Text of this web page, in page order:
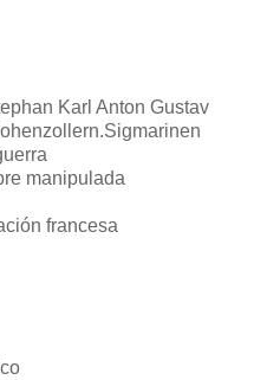
Karl Anton Gustav
manipulada
francesa